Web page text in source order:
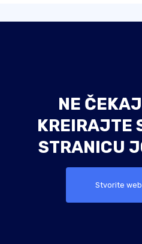
NE
KREIRAJTE
STRANICU
Stvorite